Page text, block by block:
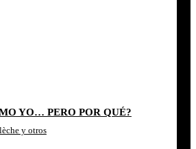
YO… PERO POR QUÉ?
y otros